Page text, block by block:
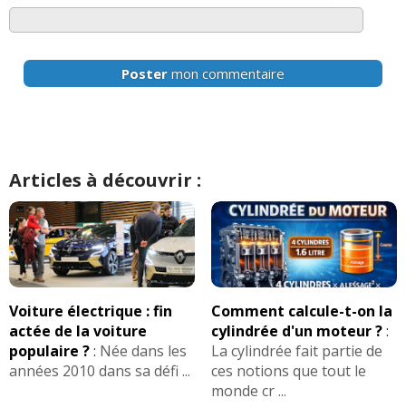
Poster mon commentaire
Articles à découvrir :
Voiture électrique : fin
actée de la voiture
populaire ?: Née dans les
années 2010 dans sa défi ...
Comment calcule-t-on la
cylindrée d'un moteur ?:
La cylindrée fait partie de
ces notions que tout le
monde cr ...